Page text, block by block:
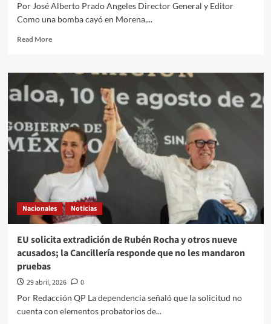
Por José Alberto Prado Angeles Director General y Editor
Como una bomba cayó en Morena,...
Read MoreRead
El
Político
Alberto
Prado
Angeles///PUM!
Rocha
Moya
la
Bomba
en
Morena
Nacionales Noticias
EU solicita extradición de Rubén Rocha y otros nueve
acusados; la Cancillería responde que no les mandaron
pruebas
29 abril, 2026
0
Por Redacción QP La dependencia señaló que la solicitud no
cuenta con elementos probatorios de...